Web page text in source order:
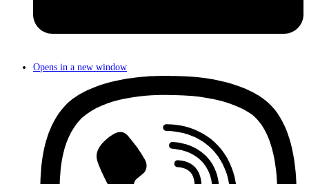
Opens in a new window